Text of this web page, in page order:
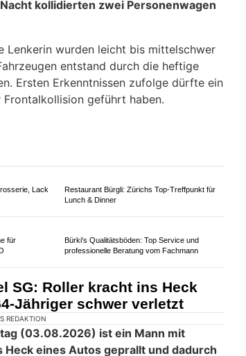
REDAKTION
kollidierten zwei Personenwagen
Lenkerin wurden leicht bis mittelschwer
entstand durch die heftige
Ersten Erkenntnissen zufolge dürfte ein
Frontalkollision geführt haben.